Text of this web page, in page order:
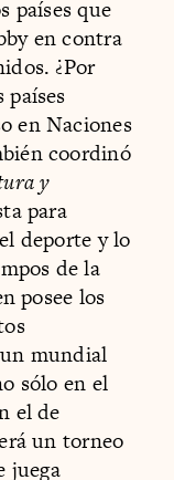
países que
en contra
¿Por
países
en Naciones
coordinó
y
para
deporte y lo
de la
posee los
mundial
sólo en el
el de
un torneo
juega